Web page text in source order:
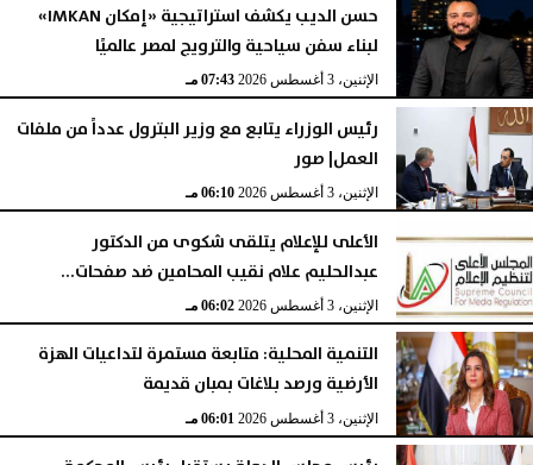
حسن الديب يكشف استراتيجية «إمكان IMKAN»
لبناء سفن سياحية والترويج لمصر عالميًا
الإثنين، 3 أغسطس 2026 07:43 مـ
رئيس الوزراء يتابع مع وزير البترول عدداً من ملفات
العمل| صور
الإثنين، 3 أغسطس 2026 06:10 مـ
الأعلى للإعلام يتلقى شكوى من الدكتور
عبدالحليم علام نقيب المحامين ضد صفحات...
الإثنين، 3 أغسطس 2026 06:02 مـ
التنمية المحلية: متابعة مستمرة لتداعيات الهزة
الأرضية ورصد بلاغات بمبان قديمة
الإثنين، 3 أغسطس 2026 06:01 مـ